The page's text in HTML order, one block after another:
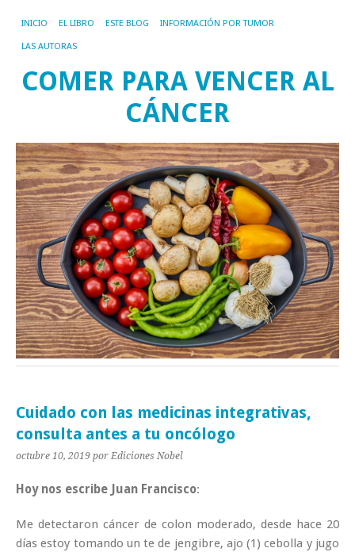
INICIO EL LIBRO ESTE BLOG INFORMACIÓN POR TUMOR
LAS AUTORAS
COMER PARA VENCER AL
CÁNCER
Cuidado con las medicinas integrativas,
consulta antes a tu oncólogo
octubre 10, 2019 por Ediciones Nobel
Hoy nos escribe Juan Francisco:
Me detectaron cáncer de colon moderado, desde hace 20
días estoy tomando un te de jengibre, ajo (1) cebolla y jugo